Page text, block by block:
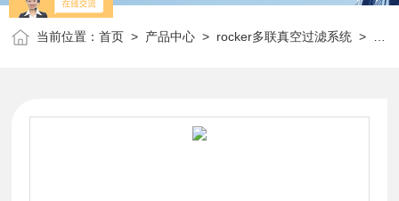
当前位置：首页 > 产品中心 > rocker多联真空过滤系统 >